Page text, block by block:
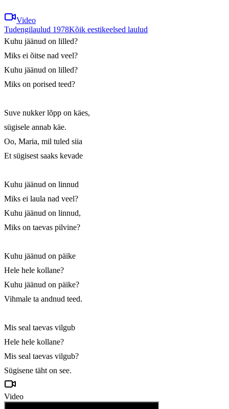
Video
Tudengilaulud 1978Kõik eestikeelsed laulud
Kuhu jäänud on lilled?
Miks ei õitse nad veel?
Kuhu jäänud on lilled?
Miks on porised teed?
Suve nukker lõpp on käes,
sügisele annab käe.
Oo, Maria, mil tuled siia
Et sügisest saaks kevade
Kuhu jäänud on linnud
Miks ei laula nad veel?
Kuhu jäänud on linnud,
Miks on taevas pilvine?
Kuhu jäänud on päike
Hele hele kollane?
Kuhu jäänud on päike?
Vihmale ta andnud teed.
Mis seal taevas vilgub
Hele hele kollane?
Mis seal taevas vilgub?
Sügisene täht on see.
Video